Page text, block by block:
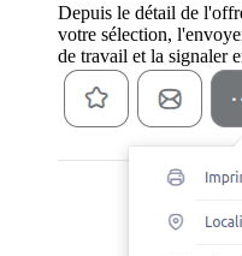
Depuis le détail de
votre sélection,
de travail et la signaler